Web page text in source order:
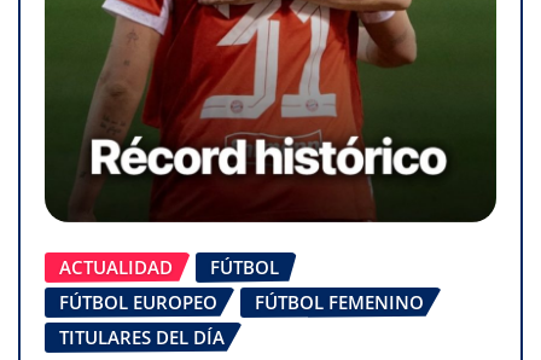
ACTUALIDAD
FÚTBOL
FÚTBOL EUROPEO
FÚTBOL FEMENINO
TITULARES DEL DÍA